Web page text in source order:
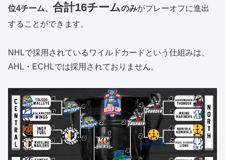
位4チーム、 合計16チームのみがプレーオフに進出
することができます。
NHLで採用されているワイルドカードという仕組みは、
AHL・ECHLでは採用されておりません。